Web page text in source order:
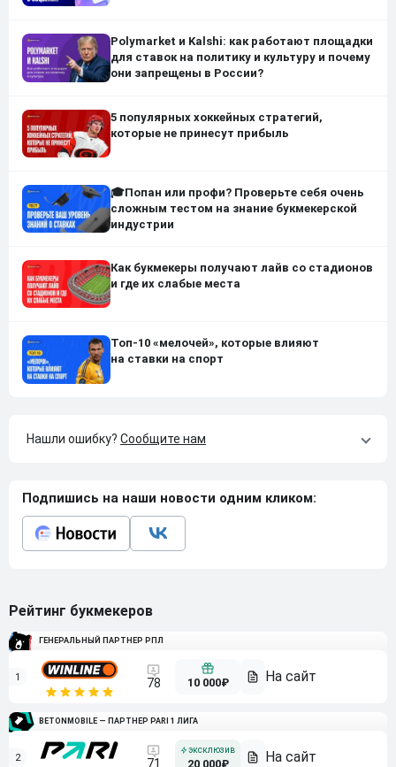
Polymarket и Kalshi: как работают площадки
для ставок на политику и культуру и почему
они запрещены в России?
5 популярных хоккейных стратегий,
которые не принесут прибыль
🎓Попан или профи? Проверьте себя очень
сложным тестом на знание букмекерской
индустрии
Как букмекеры получают лайв со стадионов
и где их слабые места
Топ-10 «мелочей», которые влияют
на ставки на спорт
Нашли ошибку? Сообщите нам
Подпишись на наши новости одним кликом:
Рейтинг букмекеров
ГЕНЕРАЛЬНЫЙ ПАРТНЕР РПЛ
1 78 10 000₽
BETONMOBILE — ПАРТНЕР PARI 1 ЛИГА
2 71 20 000₽